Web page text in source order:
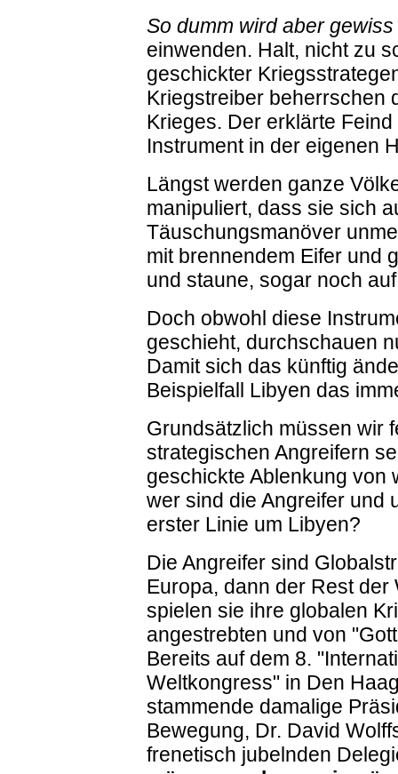
So dumm wird aber
einwenden. Halt, nicht zu
geschickter
Kriegstreiber beherrschen
Krieges. Der erklärte
Instrument in der eigenen
Längst werden ganze
manipuliert, dass sie sich
Täuschungsmanöver
mit brennendem Eifer und
und staune, sogar noch
Doch obwohl diese
geschieht, durchschauen
Damit sich das künftig
Beispielfall Libyen das
Grundsätzlich müssen wir
strategischen Angreifern
geschickte Ablenkung von
wer sind die Angreifer und
erster Linie um Libyen?
Die Angreifer sind
Europa, dann der Rest
spielen sie ihre globalen
angestrebten und von
Bereits auf dem 8.
Weltkongress" in Den
stammende damalige
Bewegung, Dr. David
frenetisch jubelnden